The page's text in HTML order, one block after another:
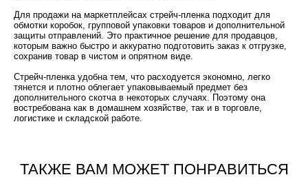
Для продажи на маркетплейсах стрейч-пленка подходит для
обмотки коробок, групповой упаковки товаров и дополнительной
защиты отправлений. Это практичное решение для продавцов,
которым важно быстро и аккуратно подготовить заказ к отгрузке,
сохранив товар в чистом и опрятном виде.
Стрейч-пленка удобна тем, что расходуется экономно, легко
тянется и плотно облегает упаковываемый предмет без
дополнительного скотча в некоторых случаях. Поэтому она
востребована как в домашнем хозяйстве, так и в торговле,
логистике и складской работе.
ТАКЖЕ ВАМ МОЖЕТ ПОНРАВИТЬСЯ